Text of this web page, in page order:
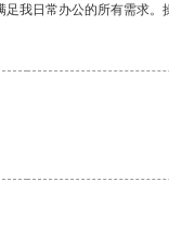
我日常办公的所有需求。